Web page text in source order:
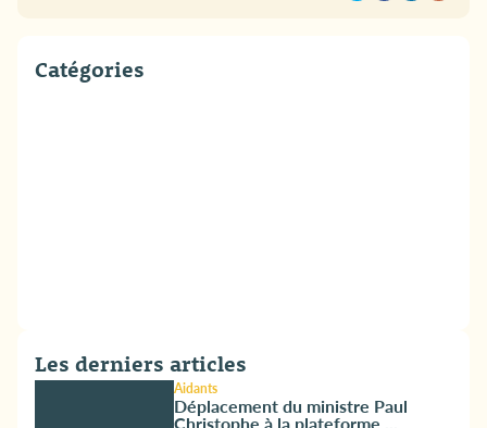
Catégories
Les derniers articles
Aidants
Déplacement du ministre Paul